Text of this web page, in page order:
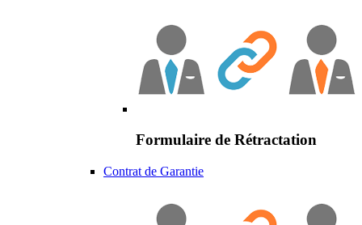
Formulaire de Rétractation
Contrat de Garantie